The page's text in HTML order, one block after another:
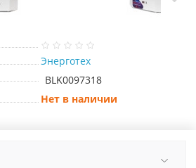
Энерготех
BLK0097318
Нет в наличии